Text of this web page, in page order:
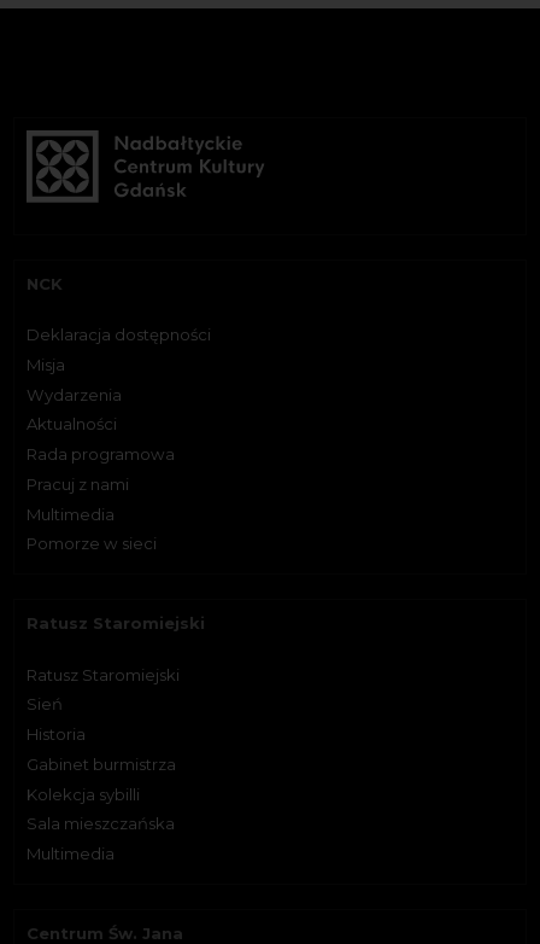
NCK
Deklaracja dostępności
Misja
Wydarzenia
Aktualności
Rada programowa
Pracuj z nami
Multimedia
Pomorze w sieci
Ratusz Staromiejski
Ratusz Staromiejski
Sień
Historia
Gabinet burmistrza
Kolekcja sybilli
Sala mieszczańska
Multimedia
Centrum Św. Jana